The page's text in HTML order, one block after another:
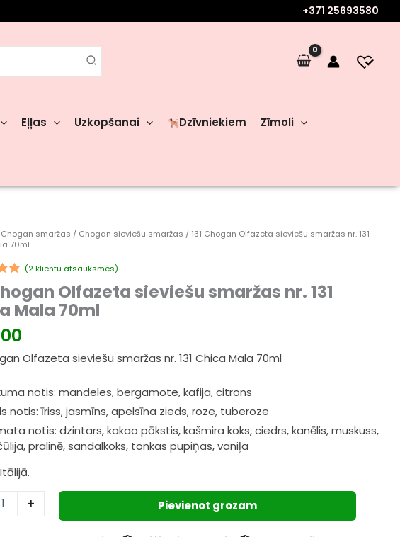
+371 25693580
Eļļas Uzkopšanai Dzīvniekiem Zīmoli
Chogan smaržas / Chogan sieviešu smaržas / 131 Chogan Olfazeta sieviešu smaržas nr. 131
70ml
5
(2klientu atsauksmes)
Olfazeta sieviešu smaržas nr. 131
Mala 70ml
Olfazeta sieviešu smaržas nr. 131 Chica Mala 70ml
notis: mandeles, bergamote, kafija, citrons
notis: īriss, jasmīns, apelsīna zieds, roze, tuberoze
notis: dzintars, kakao pākstis, kašmira koks, ciedrs, kanēlis, muskuss,
pralinē, sandalkoks, tonkas pupiņas, vaniļa
+ Pievienot grozam